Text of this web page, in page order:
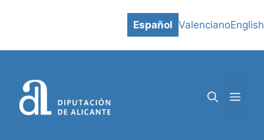
Español ValencianoEnglish